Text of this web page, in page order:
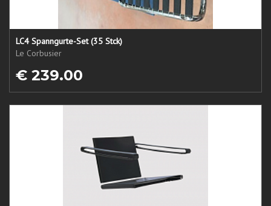
LC4 Spanngurte-Set (35 Stck)
Le Corbusier
€ 239.00